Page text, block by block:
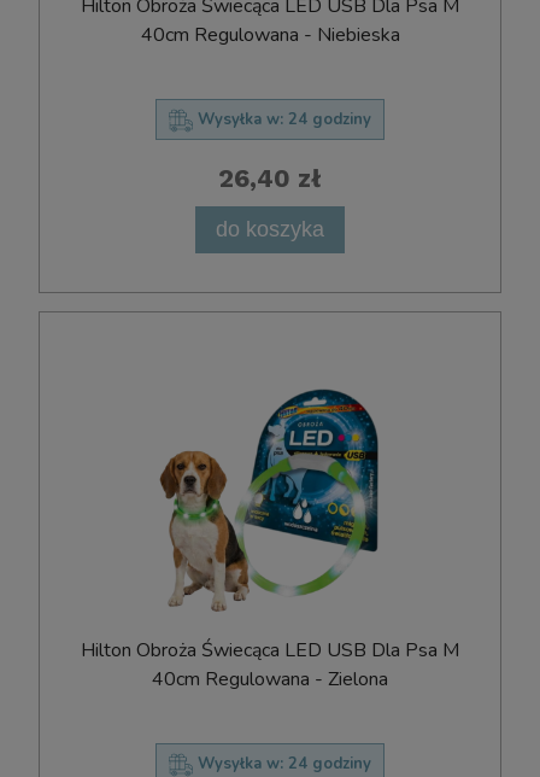
Hilton Obroża Świecąca LED USB Dla Psa M
40cm Regulowana - Niebieska
Wysyłka w: 24 godziny
26,40 zł
do koszyka
Hilton Obroża Świecąca LED USB Dla Psa M
40cm Regulowana - Zielona
Wysyłka w: 24 godziny